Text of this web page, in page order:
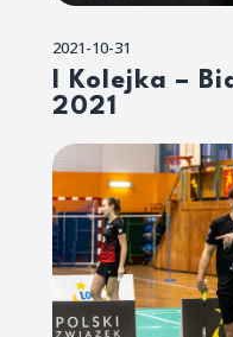
2021-10-31
I Kolejka –
2021